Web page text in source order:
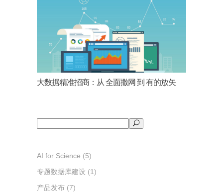
大数据精准招商：从 全面撒网 到 有的放矢
AI for Science (5)
专题数据库建设 (1)
产品发布 (7)